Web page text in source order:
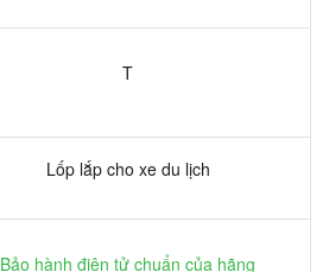
T
Lốp lắp cho xe du lịch
Bảo hành điện tử chuẩn của hãng